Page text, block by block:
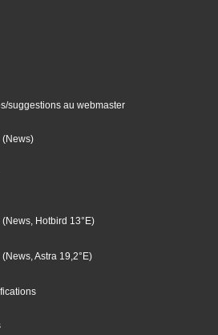
suggestions au webmaster
(News)
Hotbird 13°E)
Astra 19,2°E)